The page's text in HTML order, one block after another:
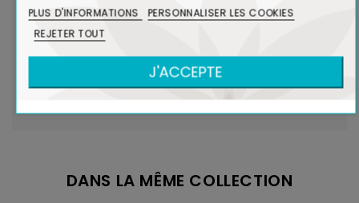
l'Hévéa était un arbre voué à l'incinération.
Le recyclage de l'Hévéa dans la réalisation de
meubles contribue ainsi à limiter l'émission de
CO₂ dans l'atmosphère.
DANS LA MÊME COLLECTION
PLUS D'INFORMATIONS
PERSONNALISER LES COOKIES
REJETER TOUT
J'ACCEPTE